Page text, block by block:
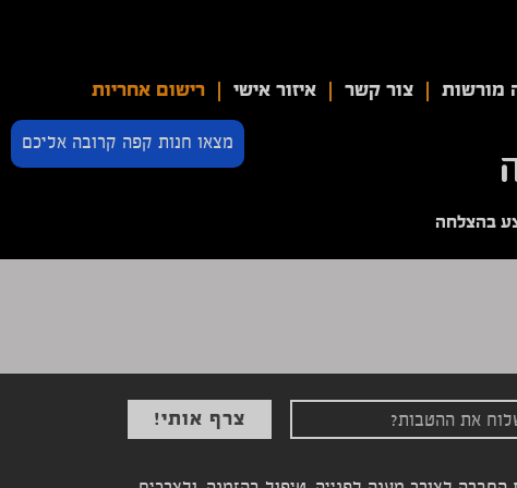
מורשות צור קשר איזור אישי רישום אחריות
בהצלחה
מצאו חנות קפה קרובה אליכם